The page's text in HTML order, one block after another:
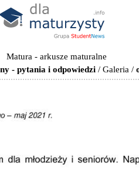
Matura - arkusze maturalne
- pytania i odpowiedzi / Galeria /